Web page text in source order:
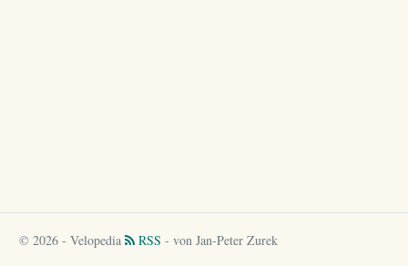
© 2026 - Velopedia RSS - von Jan-Peter Zurek